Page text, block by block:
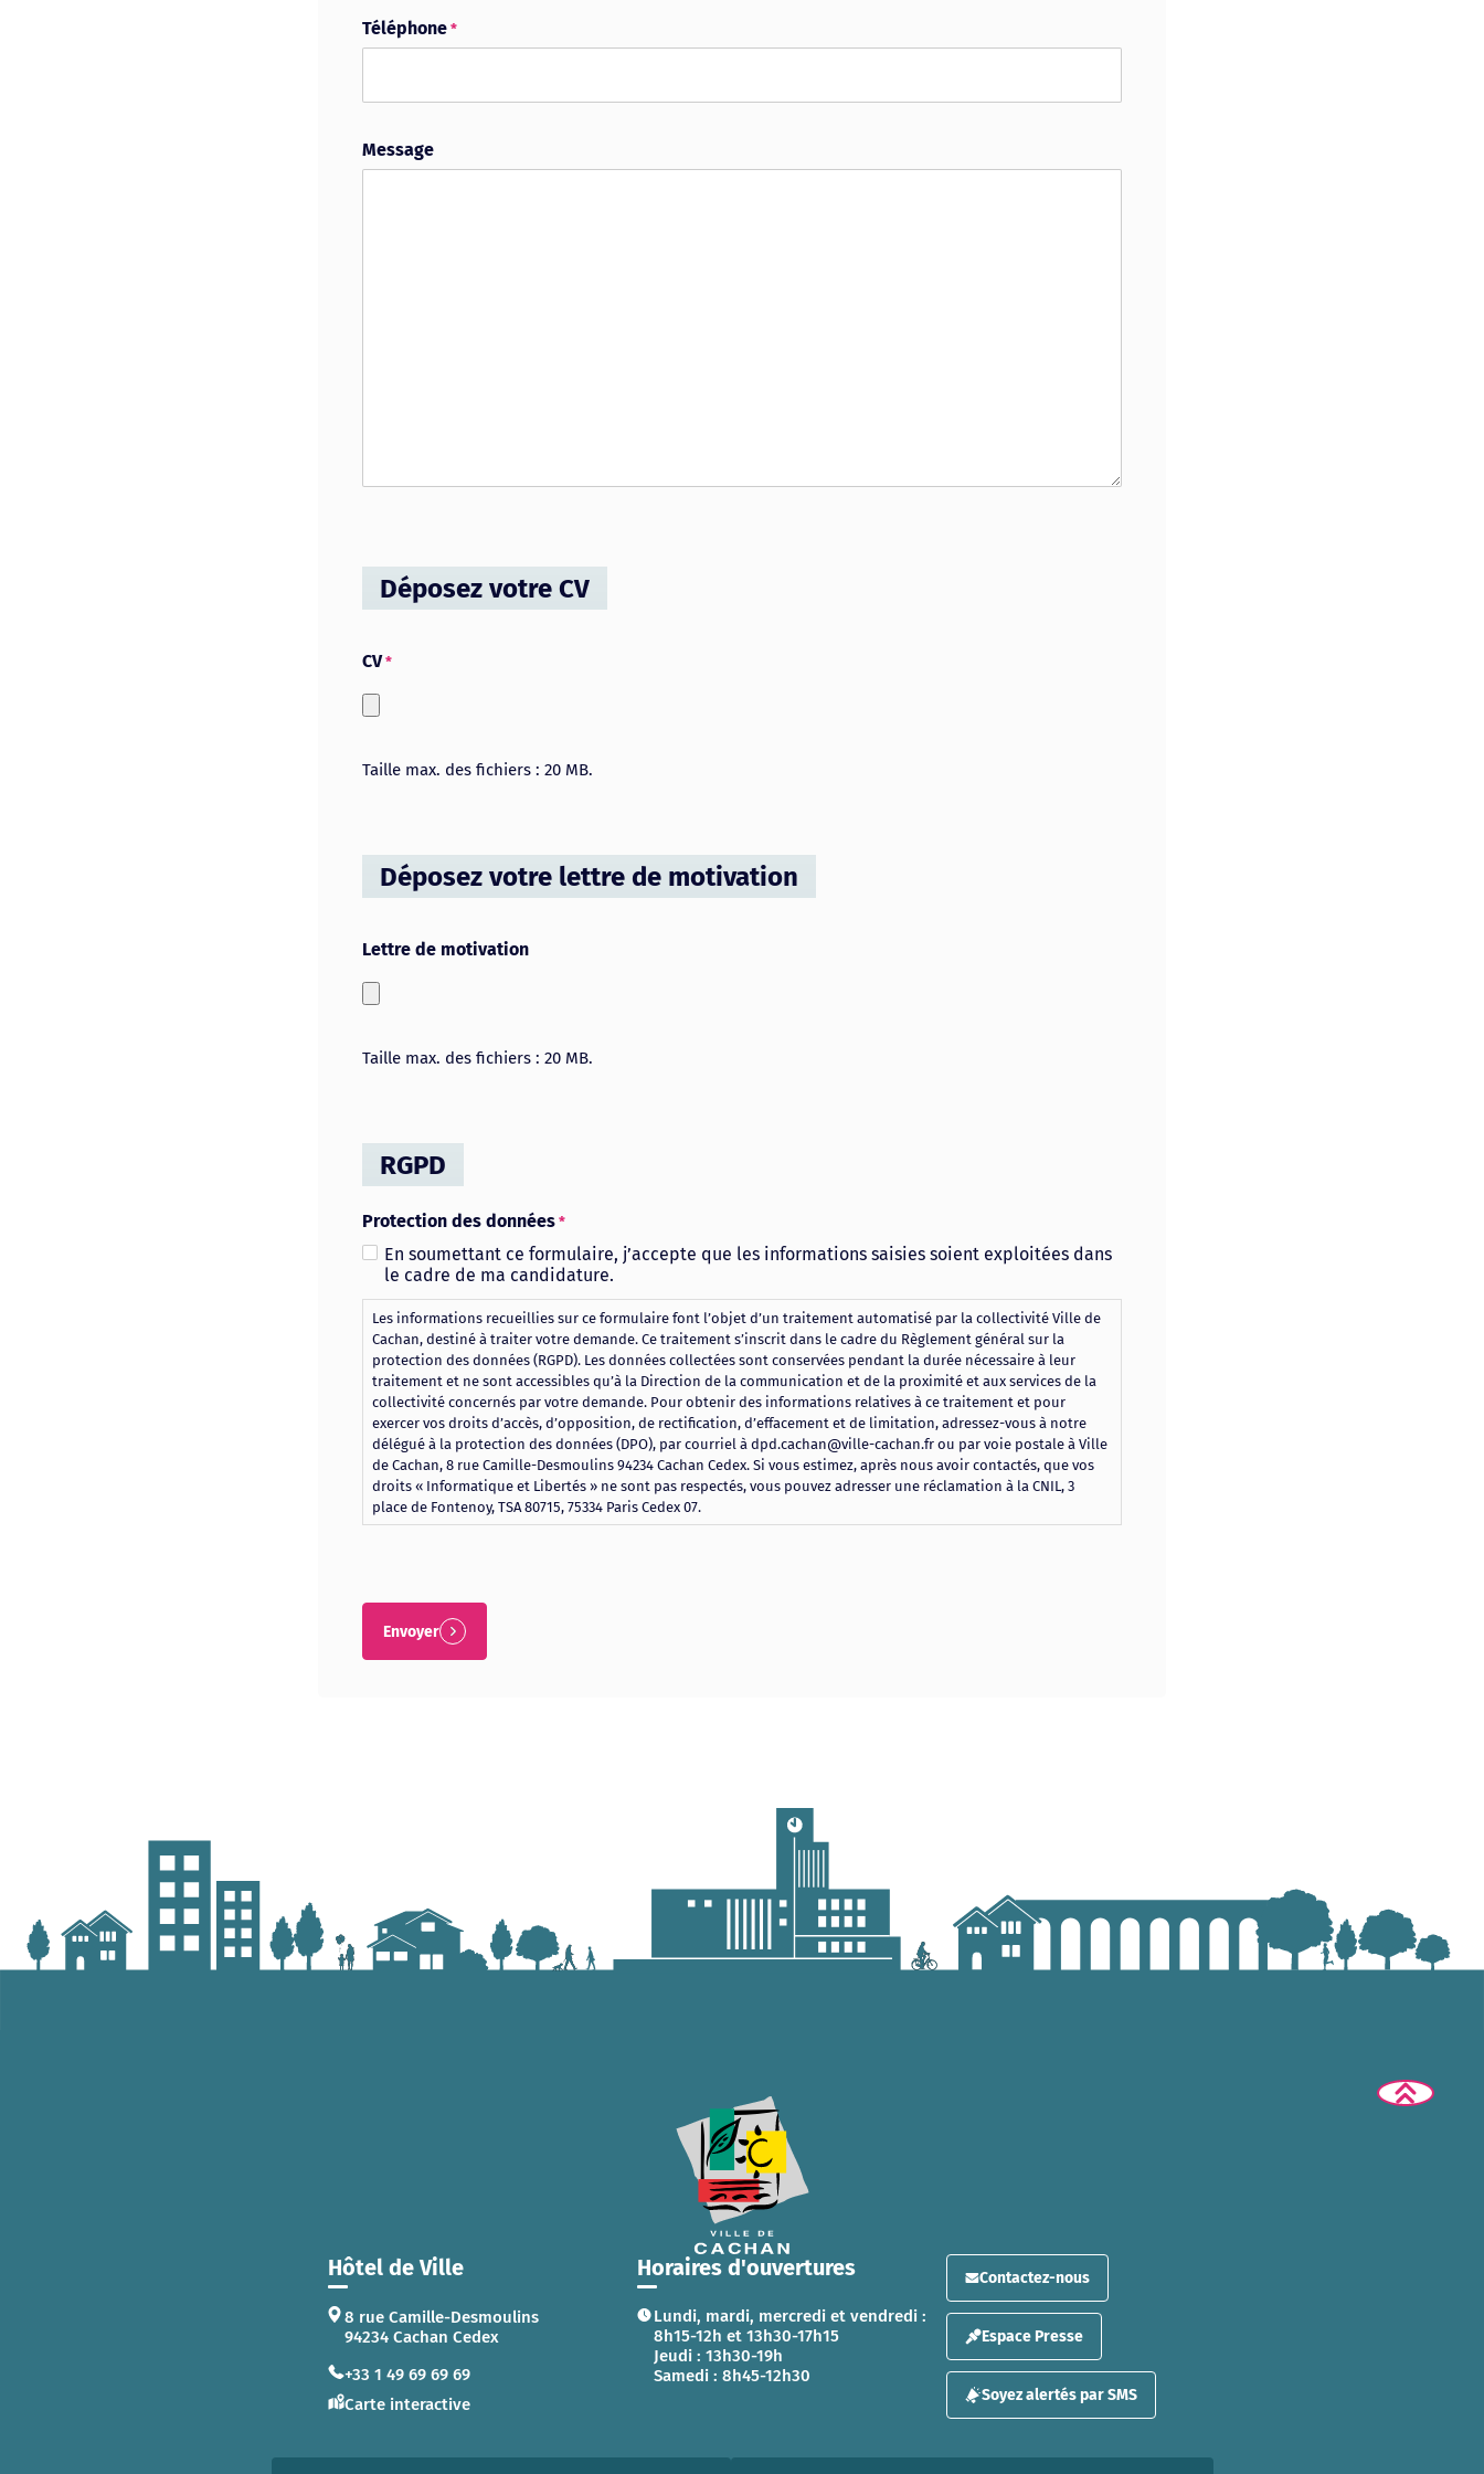
Téléphone *
Message
Déposez votre CV
CV *
Taille max. des fichiers : 20 MB.
Déposez votre lettre de motivation
Lettre de motivation
Taille max. des fichiers : 20 MB.
RGPD
Protection des données *
En soumettant ce formulaire, j’accepte que les informations saisies soient exploitées dans
le cadre de ma candidature.
Les informations recueillies sur ce formulaire font l’objet d’un traitement automatisé par la collectivité Ville de
Cachan, destiné à traiter votre demande. Ce traitement s’inscrit dans le cadre du Règlement général sur la
protection des données (RGPD). Les données collectées sont conservées pendant la durée nécessaire à leur
traitement et ne sont accessibles qu’à la Direction de la communication et de la proximité et aux services de la
collectivité concernés par votre demande. Pour obtenir des informations relatives à ce traitement et pour
exercer vos droits d’accès, d’opposition, de rectification, d’effacement et de limitation, adressez-vous à notre
délégué à la protection des données (DPO), par courriel à dpd.cachan@ville-cachan.fr ou par voie postale à Ville
de Cachan, 8 rue Camille-Desmoulins 94234 Cachan Cedex. Si vous estimez, après nous avoir contactés, que vos
droits « Informatique et Libertés » ne sont pas respectés, vous pouvez adresser une réclamation à la CNIL, 3
place de Fontenoy, TSA 80715, 75334 Paris Cedex 07.
Envoyer
Hôtel de Ville
8 rue Camille-Desmoulins
94234 Cachan Cedex
+33 1 49 69 69 69
Carte interactive
Horaires d'ouvertures
Lundi, mardi, mercredi et vendredi :
8h15-12h et 13h30-17h15
Jeudi : 13h30-19h
Samedi : 8h45-12h30
Contactez-nous
Espace Presse
Soyez alertés par SMS